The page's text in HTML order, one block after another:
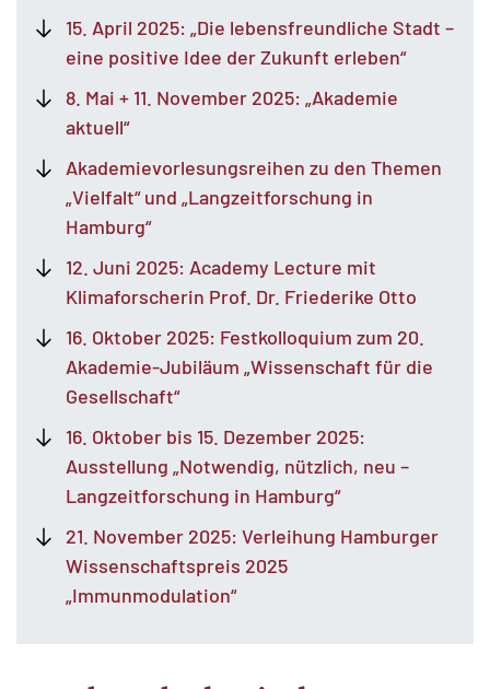
15. April 2025: „Die lebensfreundliche Stadt –
eine positive Idee der Zukunft erleben“
8. Mai + 11. November 2025: „Akademie
aktuell“
Akademie­vorlesungsreihen zu den Themen
„Vielfalt“ und „Langzeitforschung in
Hamburg“
12. Juni 2025: Academy Lecture mit
Klimaforscherin Prof. Dr. Friederike Otto
16. Oktober 2025: Festkolloquium zum 20.
Akademie-Jubiläum „Wissenschaft für die
Gesellschaft“
16. Oktober bis 15. Dezember 2025:
Ausstellung „Notwendig, nützlich, neu –
Langzeitforschung in Hamburg“
21. November 2025: Verleihung Hamburger
Wissenschaftspreis 2025
„Immunmodulation“